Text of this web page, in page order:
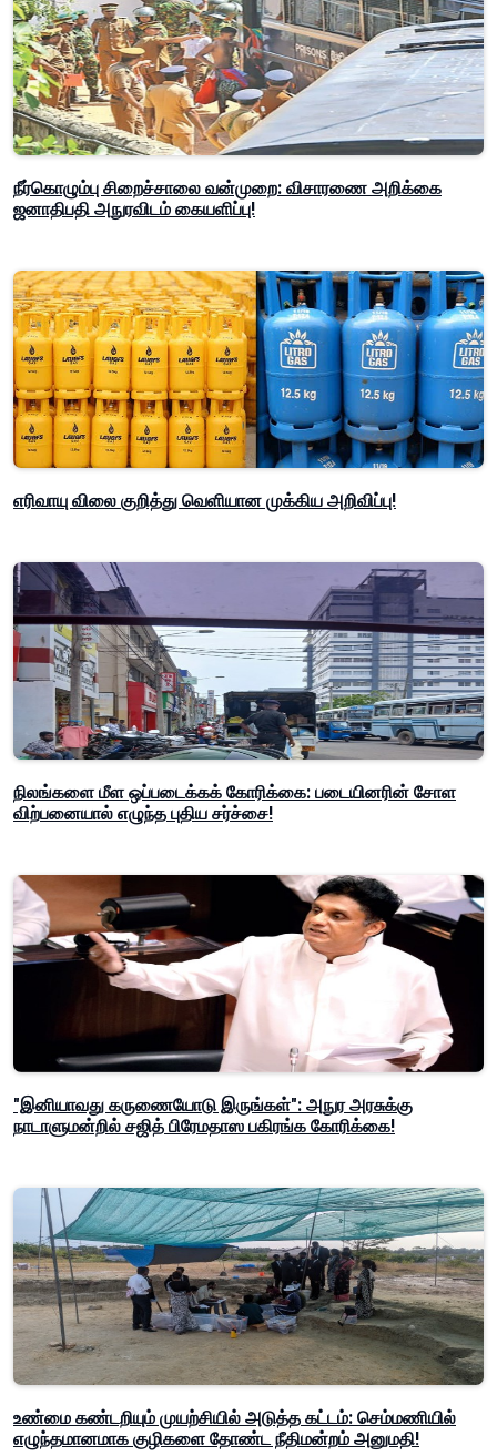
நீர்கொழும்பு சிறைச்சாலை வன்முறை: விசாரணை அறிக்கை
ஜனாதிபதி அநுரவிடம் கையளிப்பு!
எரிவாயு விலை குறித்து வெளியான முக்கிய அறிவிப்பு!
நிலங்களை மீள ஒப்படைக்கக் கோரிக்கை: படையினரின் சோள
விற்பனையால் எழுந்த புதிய சர்ச்சை!
"இனியாவது கருணையோடு இருங்கள்": அநுர அரசுக்கு
நாடாளுமன்றில் சஜித் பிரேமதாஸ பகிரங்க கோரிக்கை!
உண்மை கண்டறியும் முயற்சியில் அடுத்த கட்டம்: செம்மணியில்
எழுந்தமானமாக குழிகளை தோண்ட நீதிமன்றம் அனுமதி!